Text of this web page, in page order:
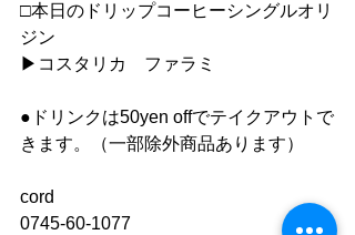
□本日のドリップコーヒーシングルオリ
ジン
▶︎コスタリカ　ファラミ
●ドリンクは50yen offでテイクアウトで
きます。（一部除外商品あります）
cord
0745-60-1077